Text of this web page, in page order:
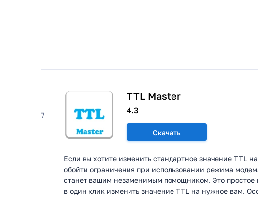
7
TTL Master
4.3
Скачать
Если вы хотите изменить стандартное значение TTL
обойти ограничения при использовании режима
станет вашим незаменимым помощником. Это простое
в один клик изменить значение TTL на нужное вам.